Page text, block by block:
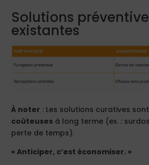
Solutions
existantes
À noter : Les solutions curatives
coûteuses à long terme (ex. :
perte de temps).
« Anticiper, c’est économiser. »